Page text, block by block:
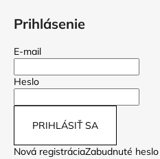
Prihlásenie
E-mail
Heslo
PRIHLÁSIŤ SA
Nová registráciaZabudnuté heslo